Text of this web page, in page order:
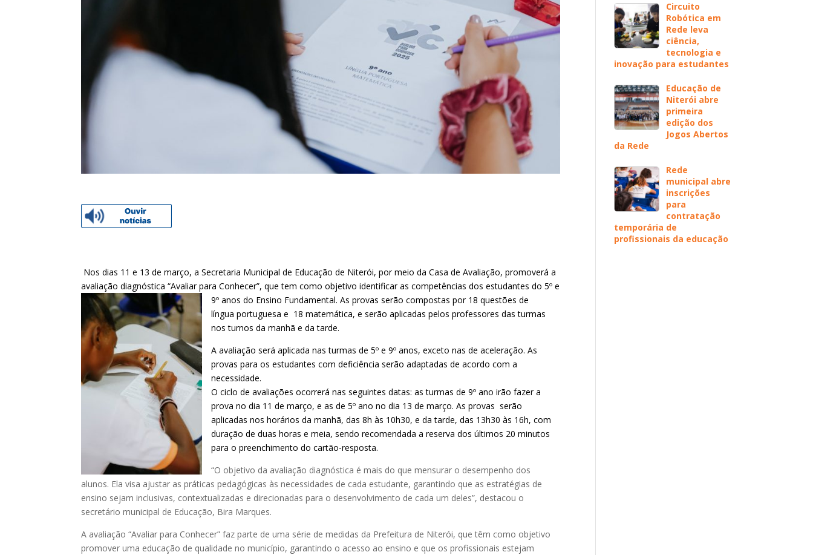
Nos dias 11 e 13 de março, a Secretaria Municipal de Educação de Niterói, por meio da Casa de Avaliação, promoverá a
avaliação diagnóstica “Avaliar para Conhecer”, que tem como objetivo identificar as competências dosestudantes do 5º e
9º anos do Ensino Fundamental. As provas serão compostas por 18 questões de
língua portuguesa e 18 matemática, e serão aplicadas pelos professores das turmas
nos turnos da manhã e da tarde.
A avaliação será aplicada nas turmas de 5º e 9º anos, exceto nas de aceleração. As
provas para os estudantes com deficiência serão adaptadas de acordo com a
necessidade.
O ciclo de avaliações ocorrerá nas seguintes datas: as turmas de 9º ano irão fazer a
prova no dia 11 de março, e as de 5º ano no dia 13 de março. As provas serão
aplicadas nos horários da manhã, das 8h às 10h30, e da tarde, das 13h30 às 16h, com
duração de duas horas e meia, sendo recomendada a reserva dos últimos 20 minutos
para o preenchimento do cartão-resposta.
“O objetivo da avaliação diagnóstica é mais do que mensurar o desempenho dos
alunos. Ela visa ajustar as práticas pedagógicas às necessidades de cada estudante, garantindo que as estratégias de
ensino sejam inclusivas, contextualizadas e direcionadas para o desenvolvimento de cada um deles”, destacou o
secretário municipal de Educação, Bira Marques.
A avaliação “Avaliar para Conhecer” faz parte de uma série de medidas da Prefeitura de Niterói, que têm como objetivo
promover uma educação de qualidade no município, garantindo o acesso ao ensino e que os profissionais estejam
Circuito
Robótica em
Rede leva
ciência,
tecnologia e
inovação para estudantes
Educação de
Niterói abre
primeira
edição dos
Jogos Abertos
da Rede
Rede
municipal abre
inscrições
para
contratação
temporária de
profissionais da educação